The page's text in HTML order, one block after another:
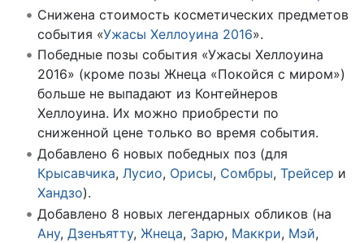
Снижена стоимость косметических предметов
события «Ужасы Хеллоуина 2016».
Победные позы события «Ужасы Хеллоуина
2016» (кроме позы Жнеца «Покойся с миром»)
больше не выпадают из Контейнеров
Хеллоуина. Их можно приобрести по
сниженной цене только во время события.
Добавлено 6 новых победных поз (для
Крысавчика, Лусио, Орисы, Сомбры, Трейсер и
Хандзо).
Добавлено 8 новых легендарных обликов (на
Ану, Дзенъятту, Жнеца, Зарю, Маккри, Мэй,